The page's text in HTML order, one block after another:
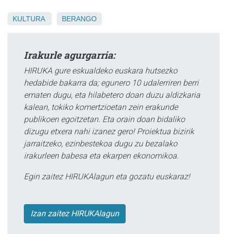
KULTURA BERANGO
Irakurle agurgarria:
HIRUKA gure eskualdeko euskara hutsezko
hedabide bakarra da; egunero 10 udalerriren berri
ematen dugu, eta hilabetero doan duzu aldizkaria
kalean, tokiko komertzioetan zein erakunde
publikoen egoitzetan. Eta orain doan bidaliko
dizugu etxera nahi izanez gero! Proiektua bizirik
jarraitzeko, ezinbestekoa dugu zu bezalako
irakurleen babesa eta ekarpen ekonomikoa.
Egin zaitez HIRUKAlagun eta gozatu euskaraz!
Izan zaitez HIRUKAlagun